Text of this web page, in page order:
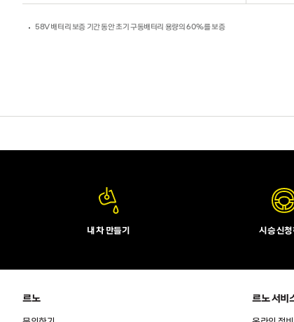
58V 배터리 보증 기간 동안 초기 구동배터리 용량의 60%를 보증
내 차 만들기 시승 신
르노 르노 서비